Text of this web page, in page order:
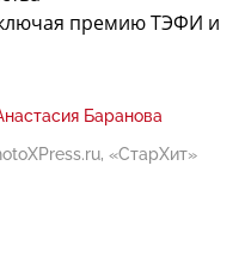
премию ТЭФИ и
Баранова
«СтарХит»